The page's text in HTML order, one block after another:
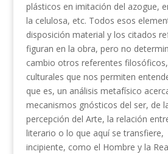
plásticos en imitación del azogue,
la celulosa, etc. Todos esos
disposición material y los citados
figuran en la obra, pero no
cambio otros referentes
culturales que nos permiten
que es, un análisis metafísico
mecanismos gnósticos del ser, de
percepción del Arte, la relación
literario o lo que aquí se
incipiente, como el Hombre y la